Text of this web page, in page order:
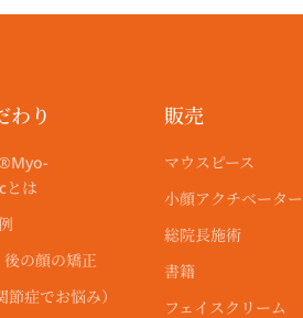
わり
は
の顔の矯正
症でお悩み）
販売
マウスピース
小顔アクチベーター
総院長施術
書籍
フェイスクリーム